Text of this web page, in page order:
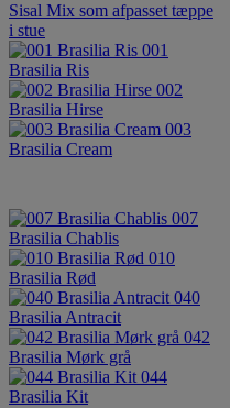
Sisal Mix som afpasset tæppe
i stue
001
Brasilia Ris
002
Brasilia Hirse
003
Brasilia Cream
007
Brasilia Chablis
010
Brasilia Rød
040
Brasilia Antracit
042
Brasilia Mørk grå
044
Brasilia Kit